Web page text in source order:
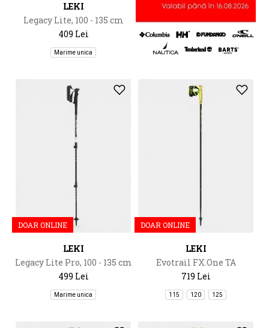
LEKI
Legacy Lite, 100 - 135 cm
409 Lei
Marime unica
DOAR ONLINE
LEKI
Legacy Lite Pro, 100 - 135 cm
499 Lei
Marime unica
DOAR ONLINE
LEKI
Evotrail FX.One TA
719 Lei
115 120 125